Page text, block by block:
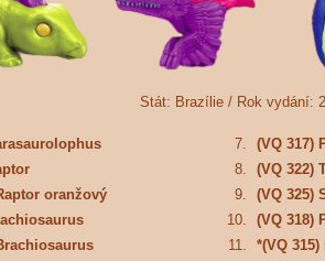
Stát: Brazílie / Rok vydání:
7.
(VQ 317)
8.
(VQ 322)
oranžový 9.
(VQ 325)
10.
(VQ 318)
11.
*(VQ